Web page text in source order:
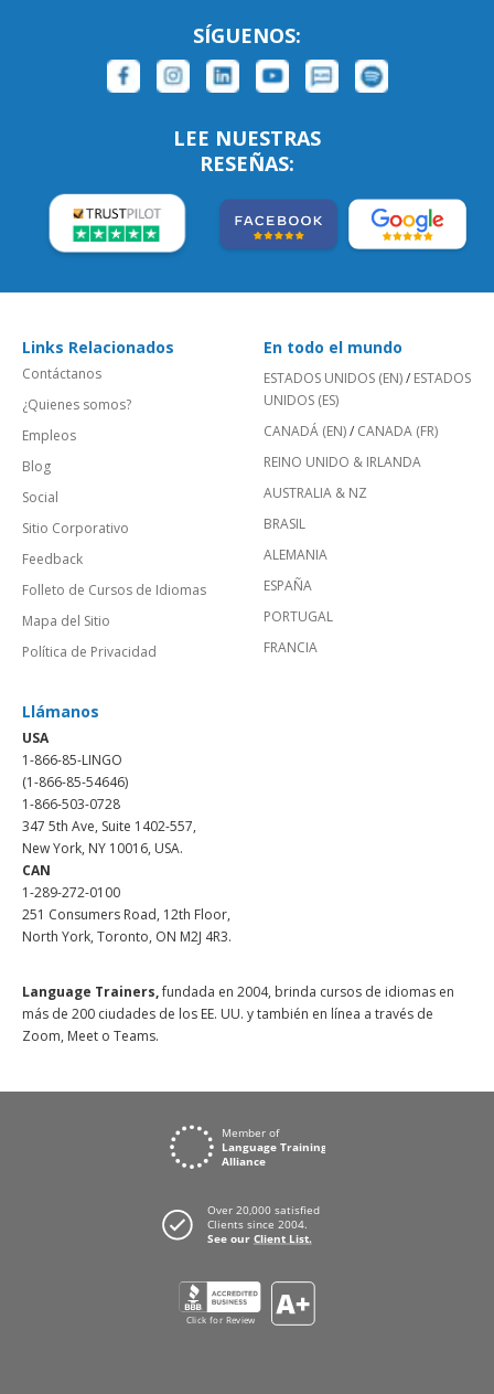
SÍGUENOS:
LEE NUESTRAS
RESEÑAS:
Links Relacionados
Contáctanos
¿Quienes somos?
Empleos
Blog
Social
Sitio Corporativo
Feedback
Folleto de Cursos de Idiomas
Mapa del Sitio
Política de Privacidad
En todo el mundo
ESTADOS UNIDOS (EN)/ ESTADOS
UNIDOS (ES)
CANADÁ (EN)/ CANADA (FR)
REINO UNIDO & IRLANDA
AUSTRALIA & NZ
BRASIL
ALEMANIA
ESPAÑA
PORTUGAL
FRANCIA
Llámanos
USA
1-866-85-LINGO
(1-866-85-54646)
1-866-503-0728
347 5th Ave, Suite 1402-557,
New York, NY 10016, USA.
CAN
1-289-272-0100
251 Consumers Road, 12th Floor,
North York, Toronto, ON M2J 4R3.
Language Trainers,fundada en 2004, brinda cursos de idiomas en
más de 200 ciudades de los EE. UU. y también en línea a través de
Zoom, Meet o Teams.